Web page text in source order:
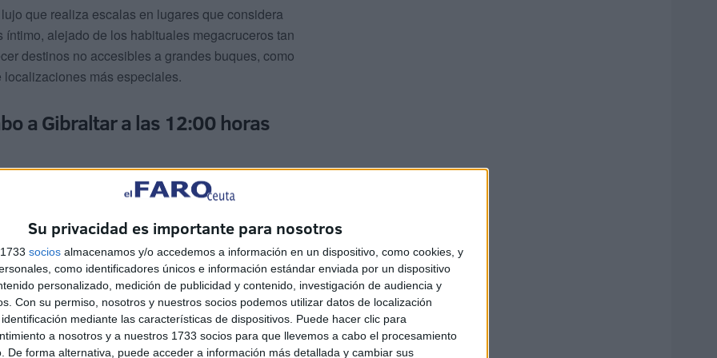
Su privacidad es importante para nosotros
socios almacenamos y/o accedemos a información en un dispositivo, como cookies, y
como identificadores únicos e información estándar enviada por un dispositivo
personalizado, medición de publicidad y contenido, investigación de audiencia y
Con su permiso, nosotros y nuestros socios podemos utilizar datos de localización
mediante las características de dispositivos. Puede hacer clic para
a nosotros y a nuestros 1733 socios para que llevemos a cabo el procesamiento
De forma alternativa, puede acceder a información más detallada y cambiar sus
que realiza escalas en lugares que considera
alejado de los habituales megacruceros tan
destinos no accesibles a grandes buques, como
más especiales.
a Gibraltar a las 12:00 horas
de levante) durante 5 horas aproximadamente,
colaboración con Servicios Turísticos de Ceuta , las
como a pie para conocer la ciudad. A las 12:00
Gibraltar, donde tiene prevista la siguiente escala.